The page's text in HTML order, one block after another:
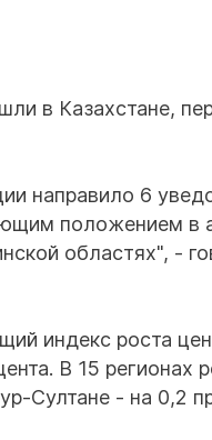
в Казахстане,
направило 6
положением в
областях", -
индекс роста
В 15 регионах
Султане - на 0,2